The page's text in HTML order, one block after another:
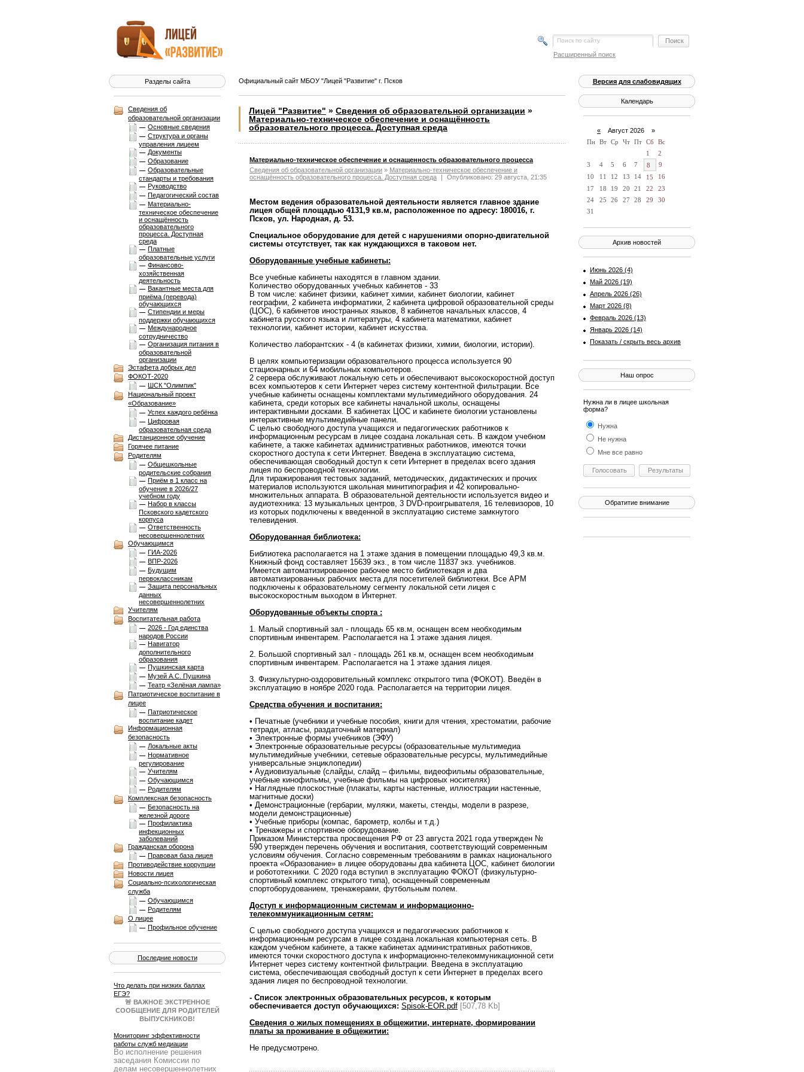
Расширенный поиск
Разделы сайта
Сведения об
образовательной организации
Основные сведения
Структура и органы
управления лицеем
Документы
Образование
Образовательные
стандарты и требования
Руководство
Педагогический состав
Материально-
техническое обеспечение
и оснащённость
образовательного
процесса. Доступная
среда
Платные
образовательные услуги
Финансово-
хозяйственная
деятельность
Вакантные места для
приёма (перевода)
обучающихся
Стипендии и меры
поддержки обучающихся
Международное
сотрудничество
Организация питания в
образовательной
организации
Эстафета добрых дел
ФОКОТ-2020
ШСК "Олимпик"
Национальный проект
«Образование»
Успех каждого ребёнка
Цифровая
образовательная среда
Дистанционное обучение
Горячее питание
Родителям
Общешкольные
родительские собрания
Приём в 1 класс на
обучение в 2026/27
учебном году
Набор в классы
Псковского кадетского
корпуса
Ответственность
несовершеннолетних
Обучающимся
ГИА-2026
ВПР-2026
Будущим
первоклассникам
Защита персональных
данных
несовершеннолетних
Учителям
Воспитательная работа
2026 - Год единства
народов России
Навигатор
дополнительного
образования
Пушкинская карта
Музей А.С. Пушкина
Театр «Зелёная лампа»
Патриотическое воспитание в
лицее
Патриотическое
воспитание кадет
Информационная
безопасность
Локальные акты
Нормативное
регулирование
Учителям
Обучающимся
Родителям
Комплексная безопасноcть
Безопасность на
железной дороге
Профилактика
инфекционных
заболеваний
Гражданская оборона
Правовая база лицея
Противодействие коррупции
Новости лицея
Социально-психологическая
служба
Обучающимся
Родителям
О лицее
Профильное обучение
Последние новости
Что делать при низких баллах
ЕГЭ?
🚨 ВАЖНОЕ ЭКСТРЕННОЕ
СООБЩЕНИЕ ДЛЯ РОДИТЕЛЕЙ
ВЫПУСКНИКОВ!
не всегда совпадают с
ожиданиями. Паника — плохой
советчик. Нужен четкий план Б!
Образовательный портал
Учеба.ру 25 июня в 19:00 МСК
Мониторинг эффективности
работы служб медиации
Во исполнение решения
заседания Комиссии по
делам несовершеннолетних
Версия для слабовидящих
Календарь
« Август 2026 »
Пн Вт Ср Чт Пт Сб Вс
1
2
3
4 5 6 7 8
9
10
11 12 13 14 15
16
17
18 19 20 21 22
23
24
25 26 27 28 29
30
31
Архив новостей
Июнь 2026 (4)
Май 2026 (19)
Апрель 2026 (26)
Март 2026 (8)
Февраль 2026 (13)
Январь 2026 (14)
Показать / скрыть весь архив
Наш опрос
Нужна ли в лицее школьная
форма?
Нужна
Не нужна
Мне все равно
Обратитие внимание
Официальный сайт МБОУ "Лицей "Развитие" г. Псков
Лицей "Развитие" » Сведения об образовательной организации »
Материально-техническое обеспечение и оснащённость
образовательного процесса. Доступная среда
Материально-техническое обеспечение и оснащенность образовательного процесса
Сведения об образовательной организации » Материально-техническое обеспечение и
оснащённость образовательного процесса. Доступная среда
| Опубликовано: 29 августа, 21:35
Местом ведения образовательной деятельности является главное здание
лицея общей площадью 4131,9 кв.м, расположенное по адресу: 180016, г.
Псков, ул. Народная, д. 53.
Специальное оборудование для детей с нарушениями опорно-двигательной
системы отсутствует, так как нуждающихся в таковом нет.
Оборудованные учебные кабинеты:
Все учебные кабинеты находятся в главном здании.
Количество оборудованных учебных кабинетов - 33
В том числе: кабинет физики, кабинет химии, кабинет биологии, кабинет
географии, 2 кабинета информатики, 2 кабинета цифровой образовательной среды
(ЦОС), 6 кабинетов иностранных языков, 8 кабинетов начальных классов, 4
кабинета русского языка и литературы, 4 кабинета математики, кабинет
технологии, кабинет истории, кабинет искусства.
Количество лаборантских - 4 (в кабинетах физики, химии, биологии, истории).
В целях компьютеризации образовательного процесса используется 90
стационарных и 64 мобильных компьютеров.
2 сервера обслуживают локальную сеть и обеспечивают высокоскоростной доступ
всех компьютеров к сети Интернет через систему контентной фильтрации. Все
учебные кабинеты оснащены комплектами мультимедийного оборудования. 24
кабинета, среди которых все кабинеты начальной школы, оснащены
интерактивными досками. В кабинетах ЦОС и кабинете биологии установлены
интерактивные мультимедийные панели.
С целью свободного доступа учащихся и педагогических работников к
информационным ресурсам в лицее создана локальная сеть. В каждом учебном
кабинете, а также кабинетах административных работников, имеются точки
скоростного доступа к сети Интернет. Введена в эксплуатацию система,
обеспечивающая свободный доступ к сети Интернет в пределах всего здания
лицея по беспроводной технологии.
Для тиражирования тестовых заданий, методических, дидактических и прочих
материалов используются школьная минитипография и 42 копировально-
множительных аппарата. В образовательной деятельности используется видео и
аудиотехника: 13 музыкальных центров, 3 DVD-проигрывателя, 16 телевизоров, 10
из которых подключены к введенной в эксплуатацию системе замкнутого
телевидения.
Оборудованная библиотека:
Библиотека располагается на 1 этаже здания в помещении площадью 49,3 кв.м.
Книжный фонд составляет 15639 экз., в том числе 11837 экз. учебников.
Имеется автоматизированное рабочее место библиотекаря и два
автоматизированных рабочих места для посетителей библиотеки. Все АРМ
подключены к образовательному сегменту локальной сети лицея с
высокоскоростным выходом в Интернет.
Оборудованные объекты спорта :
1. Малый спортивный зал - площадь 65 кв.м, оснащен всем необходимым
спортивным инвентарем. Располагается на 1 этаже здания лицея.
2. Большой спортивный зал - площадь 261 кв.м, оснащен всем необходимым
спортивным инвентарем. Располагается на 1 этаже здания лицея.
3. Физкультурно-оздоровительный комплекс открытого типа (ФОКОТ). Введён в
эксплуатацию в ноябре 2020 года. Располагается на территории лицея.
Средства обучения и воспитания:
• Печатные (учебники и учебные пособия, книги для чтения, хрестоматии, рабочие
тетради, атласы, раздаточный материал)
• Электронные формы учебников (ЭФУ)
• Электронные образовательные ресурсы (образовательные мультимедиа
мультимедийные учебники, сетевые образовательные ресурсы, мультимедийные
универсальные энциклопедии)
• Аудиовизуальные (слайды, слайд – фильмы, видеофильмы образовательные,
учебные кинофильмы, учебные фильмы на цифровых носителях)
• Наглядные плоскостные (плакаты, карты настенные, иллюстрации настенные,
магнитные доски)
• Демонстрационные (гербарии, муляжи, макеты, стенды, модели в разрезе,
модели демонстрационные)
• Учебные приборы (компас, барометр, колбы и т.д.)
• Тренажеры и спортивное оборудование.
Приказом Министерства просвещения РФ от 23 августа 2021 года утвержден №
590 утвержден перечень обучения и воспитания, соответствующий современным
условиям обучения. Согласно современным требованиям в рамках национального
проекта «Образование» в лицее оборудованы два кабинета ЦОС, кабинет биологии
и робототехники. С 2020 года вступил в эксплуатацию ФОКОТ (физкультурно-
спортивный комплекс открытого типа), оснащенный современным
спортоборудованием, тренажерами, футбольным полем.
Доступ к информационным системам и информационно-
телекоммуникационным сетям:
С целью свободного доступа учащихся и педагогических работников к
информационным ресурсам в лицее создана локальная компьютерная сеть. В
каждом учебном кабинете, а также кабинетах административных работников,
имеются точки скоростного доступа к информационно-телекоммуникационной сети
Интернет через систему контентной фильтрации. Введена в эксплуатацию
система, обеспечивающая свободный доступ к сети Интернет в пределах всего
здания лицея по беспроводной технологии.
- Список электронных образовательных ресурсов, к которым
обеспечивается доступ обучающихся: Spisok-EOR.pdf [507,78 Kb]
Сведения о жилых помещениях в общежитии, интернате, формировании
платы за проживание в общежитии:
Не предусмотрено.